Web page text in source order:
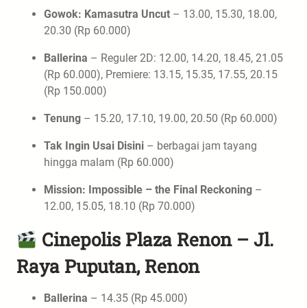
Gowok: Kamasutra Uncut – 13.00, 15.30, 18.00,
20.30 (Rp 60.000)
Ballerina – Reguler 2D: 12.00, 14.20, 18.45, 21.05
(Rp 60.000), Premiere: 13.15, 15.35, 17.55, 20.15
(Rp 150.000)
Tenung – 15.20, 17.10, 19.00, 20.50 (Rp 60.000)
Tak Ingin Usai Disini – berbagai jam tayang
hingga malam (Rp 60.000)
Mission: Impossible – the Final Reckoning –
12.00, 15.05, 18.10 (Rp 70.000)
Cinepolis Plaza Renon – Jl.
Raya Puputan, Renon
Ballerina – 14.35 (Rp 45.000)